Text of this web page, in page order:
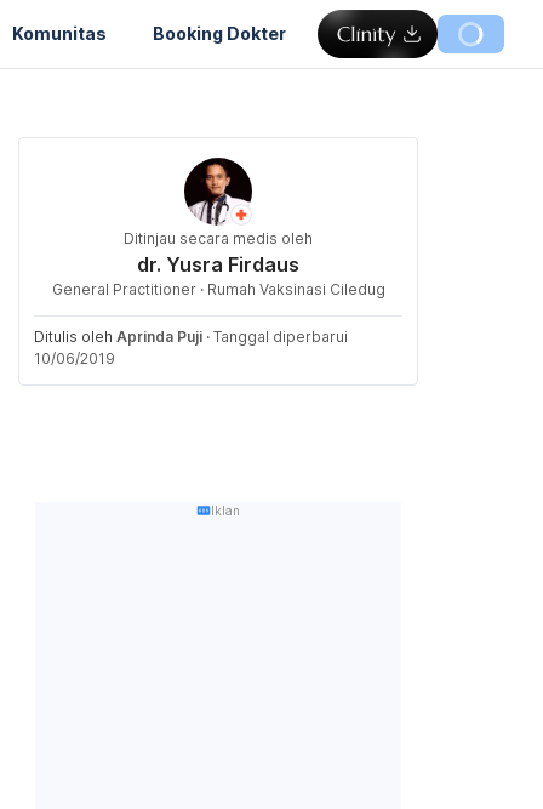
Komunitas Booking Dokter
Ditinjau secara medis oleh
dr. Yusra Firdaus
General Practitioner · Rumah Vaksinasi Ciledug
Ditulis oleh Aprinda Puji · Tanggal diperbarui
10/06/2019
Iklan